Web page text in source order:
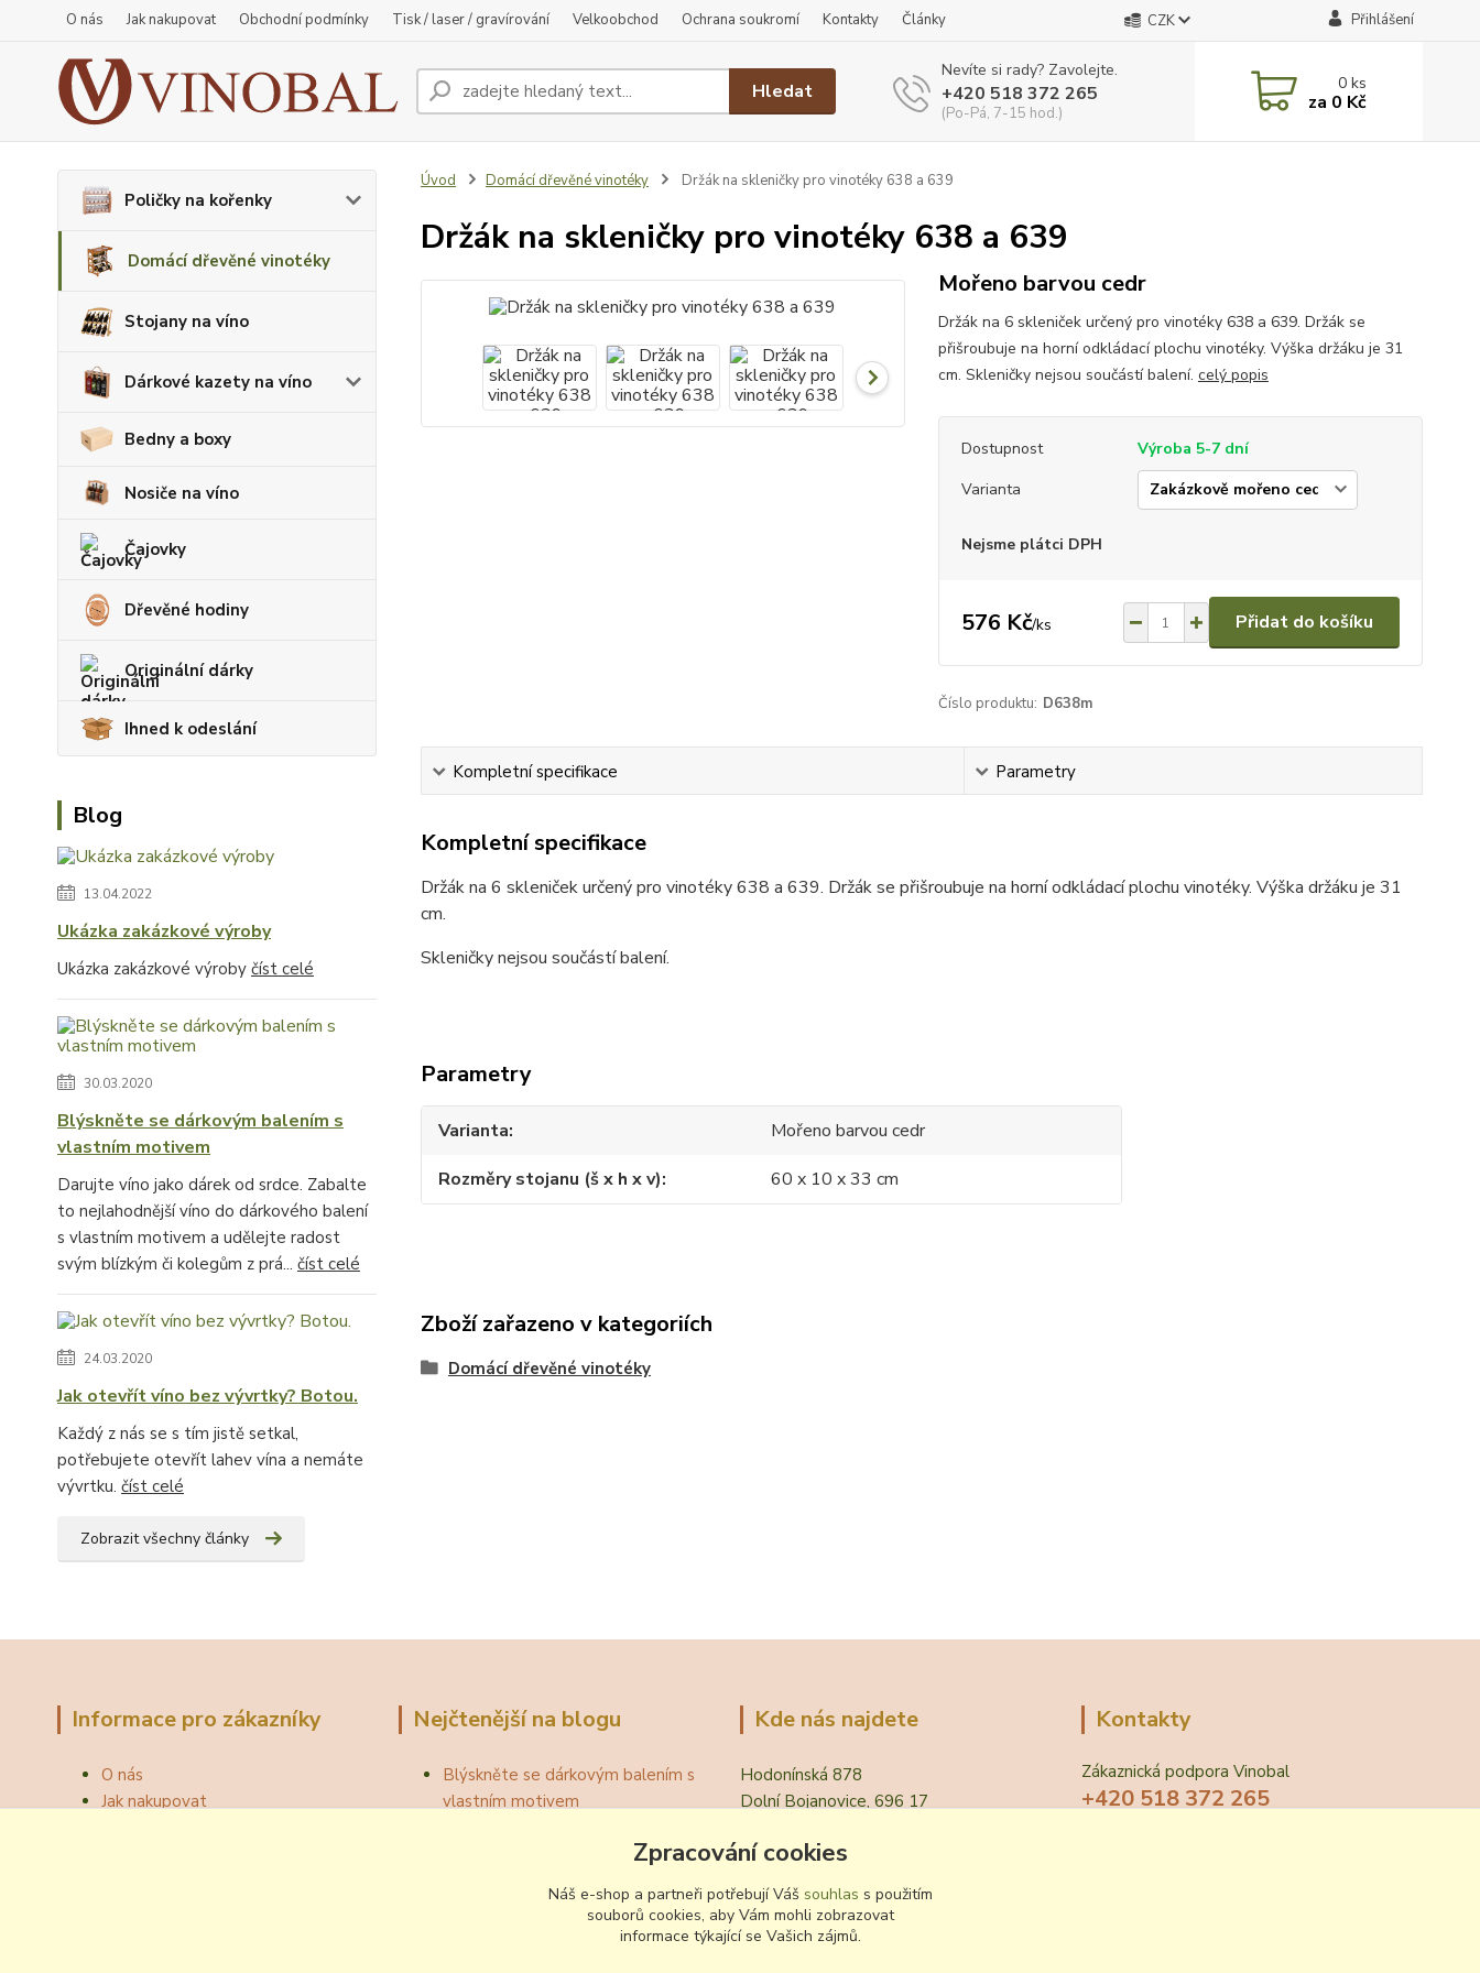
O nás Jak nakupovat Obchodní podmínky Tisk / laser / gravírování Velkoobchod Ochrana soukromí Kontakty Články CZK Přihlášení
Hledat
Nevíte si rady? Zavolejte.
+420 518 372 265
(Po-Pá, 7-15 hod.)
0ks
za 0 Kč
Poličky na kořenky
Domácí dřevěné vinotéky
Stojany na víno
Dárkové kazety na víno
Bedny a boxy
Nosiče na víno
Čajovky
Dřevěné hodiny
Originální dárky
Ihned k odeslání
Blog
13.04.2022
Ukázka zakázkové výroby
Ukázka zakázkové výroby číst celé
30.03.2020
Blýskněte se dárkovým balením s
vlastním motivem
Darujte víno jako dárek od srdce. Zabalte
to nejlahodnější víno do dárkového balení
s vlastním motivem a udělejte radost
svým blízkým či kolegům z prá... číst celé
24.03.2020
Jak otevřít víno bez vývrtky? Botou.
Každý z nás se s tím jistě setkal,
potřebujete otevřít lahev vína a nemáte
vývrtku. číst celé
Zobrazit všechny články
Úvod Domácí dřevěné vinotéky Držák na skleničky pro vinotéky 638 a 639
Držák na skleničky pro vinotéky 638 a 639
Mořeno barvou cedr
Držák na 6 skleniček určený pro vinotéky 638 a 639. Držák se
přišroubuje na horní odkládací plochu vinotéky. Výška držáku je 31
cm. Skleničky nejsou součástí balení. celý popis
Dostupnost
Výroba 5-7 dní
Varianta
Nejsme plátci DPH
576 Kč/ks Přidat do košíku
Číslo produktu: D638m
Kompletní specifikace Parametry
Kompletní specifikace
Držák na 6 skleniček určený pro vinotéky 638 a 639. Držák se přišroubuje na horní odkládací plochu vinotéky. Výška držáku je 31
cm.
Skleničky nejsou součástí balení.
Parametry
Varianta
Mořeno barvou cedr
Rozměry stojanu (š x h x v)
60 x 10 x 33 cm
Zboží zařazeno v kategoriích
Domácí dřevěné vinotéky
Informace pro zákazníky
O nás
Jak nakupovat
Nejčtenější na blogu
Blýskněte se dárkovým balením s
vlastním motivem
Jak otevřít víno bez vývrtky?
Národní zvyklosti pití vína
Odzátkování a nalévání vína
Kde nás najdete
Hodonínská 878
Dolní Bojanovice, 696 17
Kontakty
Zákaznická podpora Vinobal
+420 518 372 265
Zpracování cookies
Náš e-shop a partneři potřebují Váš souhlas s použitím
souborů cookies, aby Vám mohli zobrazovat
informace týkající se Vašich zájmů.